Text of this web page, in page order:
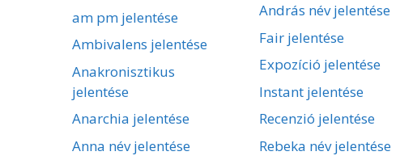
am pm jelentése
Ambivalens jelentése
Anakronisztikus
jelentése
Anarchia jelentése
Anna név jelentése
András név jelentése
Fair jelentése
Expozíció jelentése
Instant jelentése
Recenzió jelentése
Rebeka név jelentése